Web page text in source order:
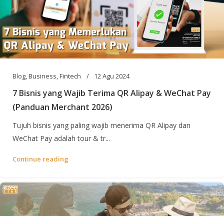
Blog,Business,Fintech 12 Agu 2024
7 Bisnis yang Wajib Terima QR Alipay & WeChat Pay
(Panduan Merchant 2026)
Tujuh bisnis yang paling wajib menerima QR Alipay dan
WeChat Pay adalah tour & tr...
Continue reading